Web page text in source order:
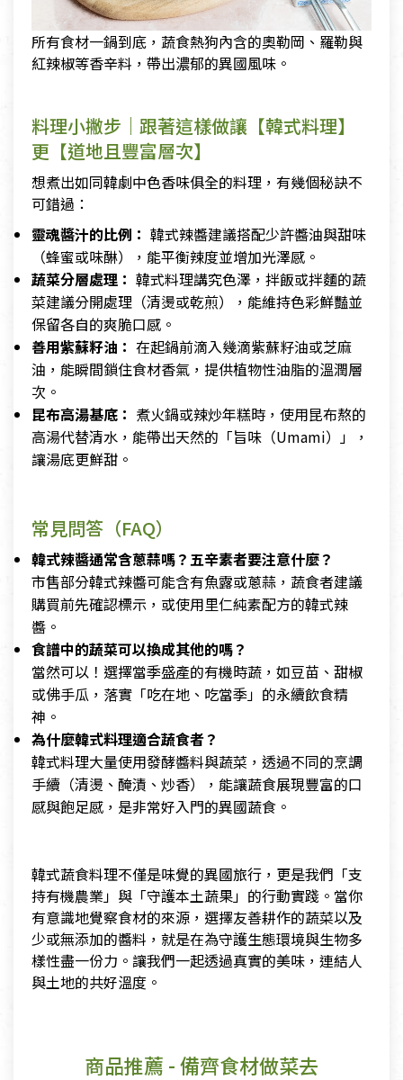
所有食材一鍋到底，蔬食熱狗內含的奧勒岡、羅勒與
紅辣椒等香辛料，帶出濃郁的異國風味。
料理小撇步｜跟著這樣做讓【韓式料理】
更【道地且豐富層次】
想煮出如同韓劇中色香味俱全的料理，有幾個秘訣不
可錯過：
靈魂醬汁的比例： 韓式辣醬建議搭配少許醬油與甜味
（蜂蜜或味醂），能平衡辣度並增加光澤感。
蔬菜分層處理： 韓式料理講究色澤，拌飯或拌麵的蔬
菜建議分開處理（清燙或乾煎），能維持色彩鮮豔並
保留各自的爽脆口感。
善用紫蘇籽油： 在起鍋前滴入幾滴紫蘇籽油或芝麻
油，能瞬間鎖住食材香氣，提供植物性油脂的溫潤層
次。
昆布高湯基底： 煮火鍋或辣炒年糕時，使用昆布熬的
高湯代替清水，能帶出天然的「旨味（Umami）」，
讓湯底更鮮甜。
常見問答（FAQ）
韓式辣醬通常含蔥蒜嗎？五辛素者要注意什麼？
市售部分韓式辣醬可能含有魚露或蔥蒜，蔬食者建議
購買前先確認標示，或使用里仁純素配方的韓式辣
醬。
食譜中的蔬菜可以換成其他的嗎？
當然可以！選擇當季盛產的有機時蔬，如豆苗、甜椒
或佛手瓜，落實「吃在地、吃當季」的永續飲食精
神。
為什麼韓式料理適合蔬食者？
韓式料理大量使用發酵醬料與蔬菜，透過不同的烹調
手續（清燙、醃漬、炒香），能讓蔬食展現豐富的口
感與飽足感，是非常好入門的異國蔬食。
韓式蔬食料理不僅是味覺的異國旅行，更是我們「支
持有機農業」與「守護本土蔬果」的行動實踐。當你
有意識地覺察食材的來源，選擇友善耕作的蔬菜以及
少或無添加的醬料，就是在為守護生態環境與生物多
樣性盡一份力。讓我們一起透過真實的美味，連結人
與土地的共好溫度。
商品推薦 - 備齊食材做菜去